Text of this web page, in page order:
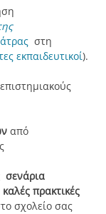
στη
εκπαιδευτικοί).
από
σενάρια
καλές πρακτικές
σχολείο σας